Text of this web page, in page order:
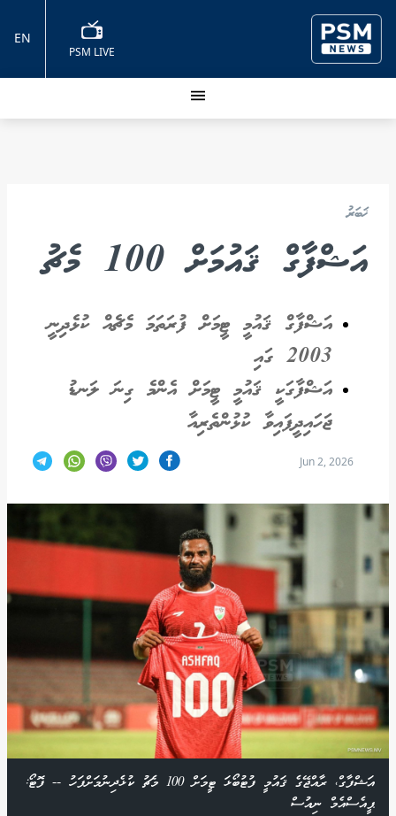
PSM LIVE
EN
ޚަބަރު
އަޝްފާގް ޤައުމަށް 100 މެޗު
އަޝްފާގް ޤައުމީ ޓީމަށް ފުރަތަމަ މެޗެއް ކުޅެދިނީ
2003 ގައި
އަޝްފާގަކީ ޤައުމީ ޓީމަށް އެންމެ ގިނަ ލަނޑު
ޖަހައިދީފައިވާ ކުޅުންތެރިއާ
Jun 2, 2026
އަޝްފާގް، ރާއްޖޭގެ ޤައުމީ ފުޓުބޯޅަ ޓީމަށް 100 މެޗު ކުޅެދިނުމަށްފަހު -- ފޮޓޯ:
ޕީއެސްއެމް ނިއުސް